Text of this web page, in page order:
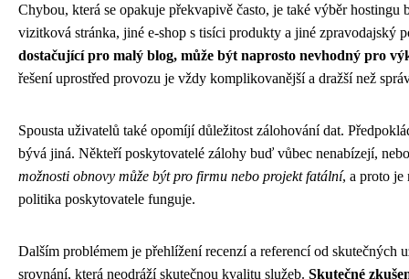
Chybou, která se opakuje překvapivě často, je také výběr
vizitková stránka, jiné e-shop s tisíci produkty a jiné zpravodajský
dostačující pro malý blog, může být naprosto nevhodný pro
řešení uprostřed provozu je vždy komplikovanější a dražší než
Spousta uživatelů také opomíjí důležitost zálohování dat.
bývá jiná. Někteří poskytovatelé zálohy buď vůbec nenabízejí,
možnosti obnovy může být pro firmu nebo projekt fatální, a proto je
politika poskytovatele funguje.
Dalším problémem je přehlížení recenzí a referencí od
srovnání, která neodráží skutečnou kvalitu služeb. Skutečné